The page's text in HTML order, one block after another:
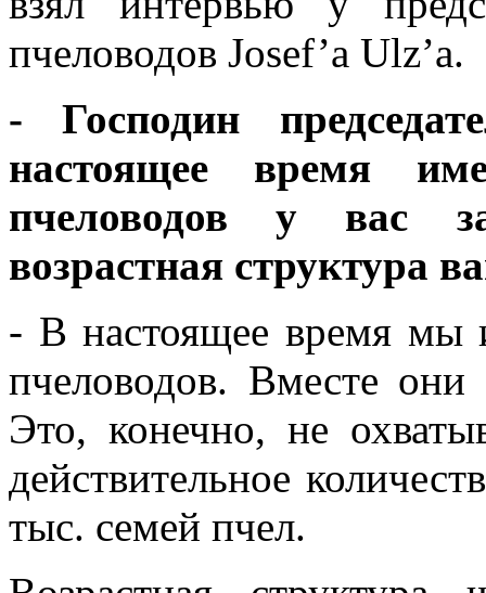
пчеловодов Josef’а Ulz’а.
- Господин
настоящее время
пчеловодов у вас
возрастная структура
- В настоящее время мы
пчеловодов. Вместе
Это, конечно, не
действительное
тыс. семей пчел.